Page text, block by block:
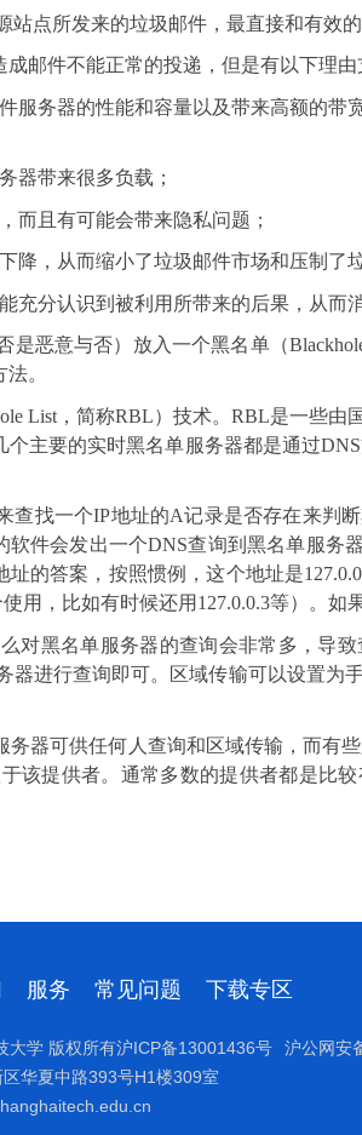
站点所发来的垃圾邮件，最直接和有效
邮件不能正常的投递，但是有以下理由
服务器的性能和容量以及带来高额的
器带来很多负载；
而且有可能会带来隐私问题；
降，从而缩小了垃圾邮件市场和压制了
充分认识到被利用所带来的后果，从而
是恶意与否）放入一个黑名单（
。
List ，简称RBL）技术。 RBL是一些由
主要的实时黑名单服务器都是通过DNS
查找一个IP地址的A记录是否存在来判
软件会发出一个DNS查询到黑名单服务
的答案，按照惯例，这个地址是
用，比如有时候还用 127.0.0.3等）。如
对黑名单服务器的查询会非常多，导
器进行查询即可。区域传输可以设置为
器可供任何人查询和区域传输，而有
该提供者。通常多数的提供者都是比
服务 常见问题 下载专区
大学 版权所有沪ICP备13001436号
沪公网安
华夏中路393号H1楼309室